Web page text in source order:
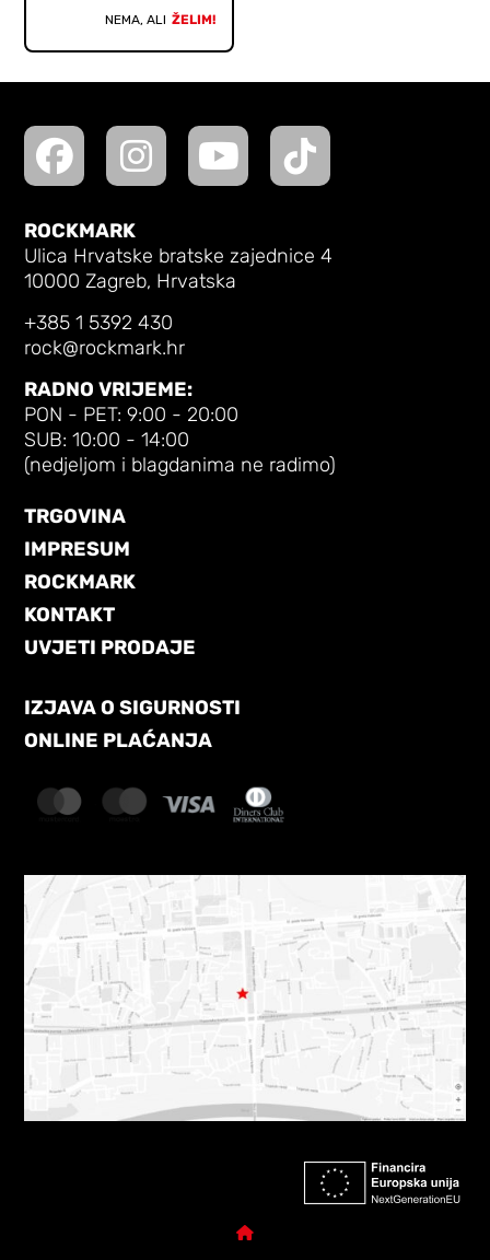
NEMA, ALI ŽELIM!
ROCKMARK
Ulica Hrvatske bratske zajednice 4
10000 Zagreb, Hrvatska
+385 1 5392 430
rock@rockmark.hr
RADNO VRIJEME:
PON - PET: 9:00 - 20:00
SUB: 10:00 - 14:00
(nedjeljom i blagdanima ne radimo)
TRGOVINA
IMPRESUM
ROCKMARK
KONTAKT
UVJETI PRODAJE
IZJAVA O SIGURNOSTI
ONLINE PLAĆANJA